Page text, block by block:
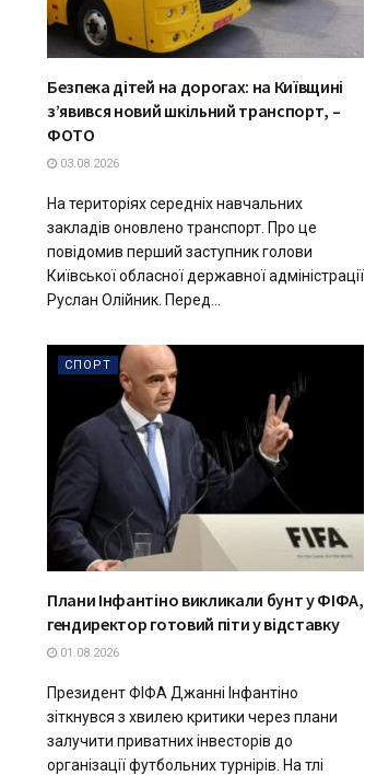
Безпека дітей на дорогах: на Київщині
з’явився новий шкільний транспорт, –
ФОТО
03.08.2026
На територіях середніх навчальних
закладів оновлено транспорт. Про це
повідомив перший заступник голови
Київської обласної державної адміністрації
Руслан Олійник. Перед...
СПОРТ
Плани Інфантіно викликали бунт у ФІФА,
гендиректор готовий піти у відставку
01.08.2026
Президент ФІФА Джанні Інфантіно
зіткнувся з хвилею критики через плани
залучити приватних інвесторів до
організації футбольних турнірів. На тлі